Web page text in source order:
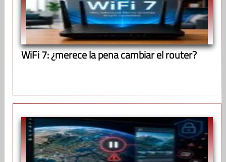
WiFi 7: ¿merece la pena cambiar el router?